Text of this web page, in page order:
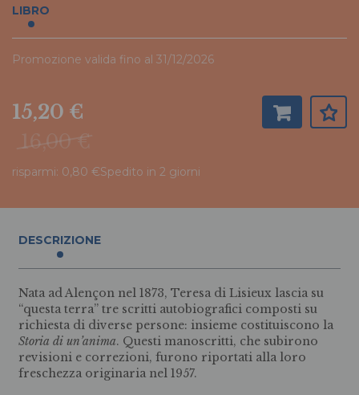
LIBRO
Promozione valida fino al 31/12/2026
16,00 €
15,20 €
risparmi: 0,80 €Spedito in 2 giorni
DESCRIZIONE
Nata ad Alençon nel 1873, Teresa di Lisieux lascia su
“questa terra” tre scritti autobiografici composti su
richiesta di diverse persone: insieme costituiscono la
Storia di un’anima. Questi manoscritti, che subirono
revisioni e correzioni, furono riportati alla loro
freschezza originaria nel 1957.